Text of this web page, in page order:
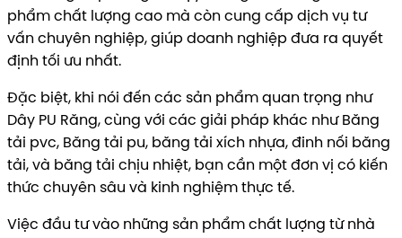
phẩm chất lượng cao mà còn cung cấp dịch vụ tư
vấn chuyên nghiệp, giúp doanh nghiệp đưa ra quyết
định tối ưu nhất.
Đặc biệt, khi nói đến các sản phẩm quan trọng như
Dây PU Răng, cùng với các giải pháp khác như Băng
tải pvc, Băng tải pu, băng tải xích nhựa, đinh nối băng
tải, và băng tải chịu nhiệt, bạn cần một đơn vị có kiến
thức chuyên sâu và kinh nghiệm thực tế.
Việc đầu tư vào những sản phẩm chất lượng từ nhà